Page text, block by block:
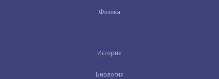
Физика
История
Биология